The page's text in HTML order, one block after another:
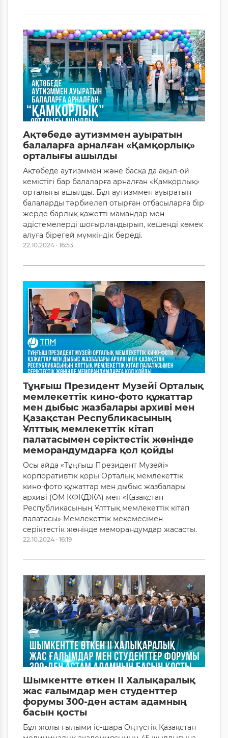
Ақтөбеде аутизммен ауыратын
балаларға арналған «Қамқорлық»
орталығы ашылды
Ақтөбеде аутизммен және басқа да ақыл-ой
кемістігі бар балаларға арналған «Қамқорлық»
орталығы ашылды. Бұл аутизммен ауыратын
балаларды тәрбиелеп отырған отбасыларға бір
жерде барлық қажетті мамандар мен
әдістемелерді шоғырландырып, кешенді көмек
алуға бірегей мүмкіндік береді.
22.10.2024 · 16:53
Тұңғыш Президент Музейі Орталық
мемлекеттік кино-фото құжаттар
мен дыбыс жазбалары архиві мен
Қазақстан Республикасының
Ұлттық мемлекеттік кітап
палатасымен серіктестік жөнінде
меморандумдарға қол қойды
Осы айда «Тұңғыш Президент Музейі»
корпоративтік қоры Орталық мемлекеттік
кино-фото құжаттар мен дыбыс жазбалары
архиві (ОМ КФҚДЖА) мен «Қазақстан
Республикасының Ұлттық мемлекеттік кітап
палатасы» Мемлекеттік мекемесімен
серіктестік жөнінде меморандумдар жасасты.
22.10.2024 · 16:19
Шымкентте өткен ІІ Халықаралық
жас ғалымдар мен студенттер
форумы 300-ден астам адамның
басын қосты
Бұл жолы ғылыми іс-шара Оңтүстік Қазақстан